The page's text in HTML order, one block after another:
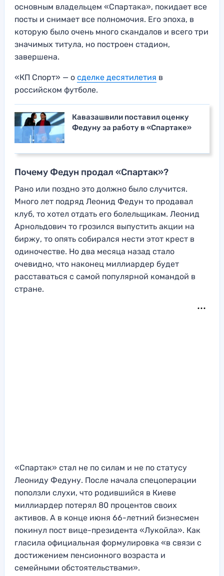
основным владельцем «Спартака», покидает все
посты и снимает все полномочия. Его эпоха, в
которую было очень много скандалов и всего три
значимых титула, но построен стадион,
завершена.
«КП Спорт» — о сделке десятилетия в
российском футболе.
Кавазашвили поставил оценку
Федуну за работу в «Спартаке»
Почему Федун продал «Спартак»?
Рано или поздно это должно было случится.
Много лет подряд Леонид Федун то продавал
клуб, то хотел отдать его болельщикам. Леонид
Арнольдович то грозился выпустить акции на
биржу, то опять собирался нести этот крест в
одиночестве. Но два месяца назад стало
очевидно, что наконец миллиардер будет
расставаться с самой популярной командой в
стране.
«Спартак» стал не по силам и не по статусу
Леониду Федуну. После начала спецоперации
поползли слухи, что родившийся в Киеве
миллиардер потерял 80 процентов своих
активов. А в конце июня 66-летний бизнесмен
покинул пост вице-президента «Лукойла». Как
гласила официальная формулировка «в связи с
достижением пенсионного возраста и
семейными обстоятельствами».